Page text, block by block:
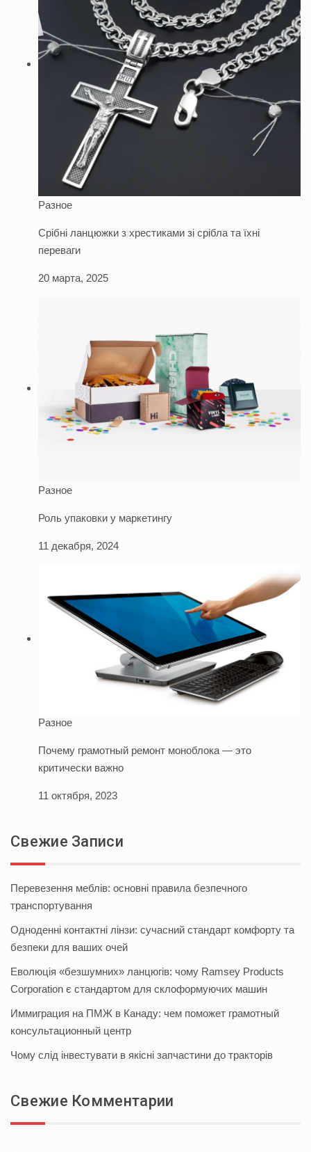
Разное
Срібні ланцюжки з хрестиками зі срібла та їхні
переваги
20 марта, 2025
Разное
Роль упаковки у маркетингу
11 декабря, 2024
Разное
Почему грамотный ремонт моноблока — это
критически важно
11 октября, 2023
Свежие Записи
Перевезення меблів: основні правила безпечного
транспортування
Одноденні контактні лінзи: сучасний стандарт комфорту та
безпеки для ваших очей
Еволюція «безшумних» ланцюгів: чому Ramsey Products
Corporation є стандартом для склоформуючих машин
Иммиграция на ПМЖ в Канаду: чем поможет грамотный
консультационный центр
Чому слід інвестувати в якісні запчастини до тракторів
Свежие Комментарии